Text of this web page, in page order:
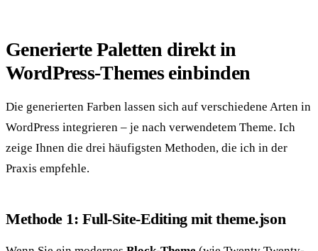
Generierte Paletten direkt in
WordPress-Themes einbinden
Die generierten Farben lassen sich auf verschiedene Arten in
WordPress integrieren – je nach verwendetem Theme. Ich
zeige Ihnen die drei häufigsten Methoden, die ich in der
Praxis empfehle.
Methode 1: Full-Site-Editing mit theme.json